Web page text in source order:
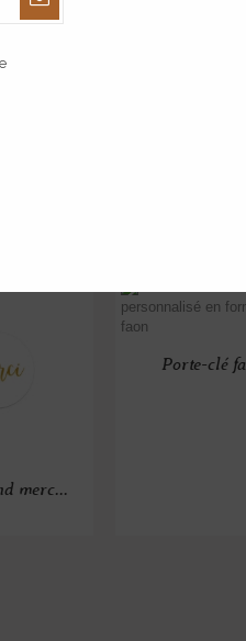
merc...
Porte-clé